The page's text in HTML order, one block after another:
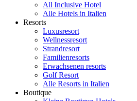
All Inclusive Hotel
Alle Hotels in Italien
Resorts
Luxusresort
Wellnessresort
Strandresort
Familienresorts
Erwachsenen resorts
Golf Resort
Alle Resorts in Italien
Boutique